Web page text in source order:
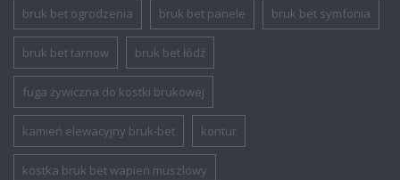
bruk bet ogrodzenia bruk bet panele bruk bet symfonia
bruk bet tarnow bruk bet łódź
fuga żywiczna do kostki brukowej
kamień elewacyjny bruk-bet kontur
kostka bruk bet wapień muszlowy